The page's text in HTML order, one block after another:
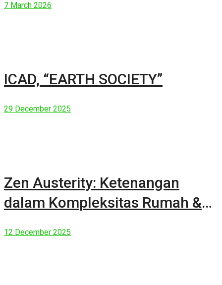
7 March 2026
ICAD, “EARTH SOCIETY”
29 December 2025
Zen Austerity: Ketenangan
dalam Kompleksitas Rumah &
12 December 2025